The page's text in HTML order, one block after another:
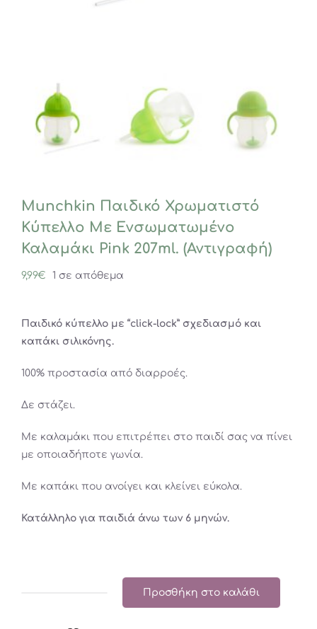
Munchkin Παιδικό Χρωματιστό
Κύπελλο Με Ενσωματωμένο
Καλαμάκι Pink 207ml. (Αντιγραφή)
9,99€ 1 σε απόθεμα
Παιδικό κύπελλο με “click-lock” σχεδιασμό και
καπάκι σιλικόνης.
100% προστασία από διαρροές.
Δε στάζει.
Με καλαμάκι που επιτρέπει στο παιδί σας να πίνει
με οποιαδήποτε γωνία.
Με καπάκι που ανοίγει και κλείνει εύκολα.
Κατάλληλο για παιδιά άνω των 6 μηνών.
Προσθήκη στο καλάθι